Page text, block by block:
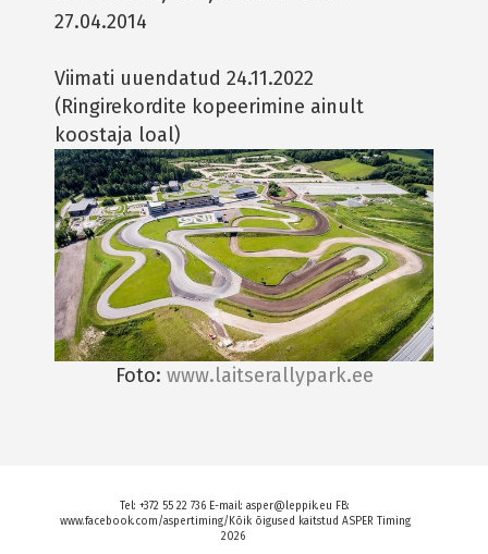
27.04.2014
Viimati uuendatud 24.11.2022
(Ringirekordite kopeerimine ainult
koostaja loal)
Foto: www.laitserallypark.ee
Tel: +372 55 22 736 E-mail: asper@leppik.eu FB:
www.facebook.com/aspertiming/Kõik õigused kaitstud ASPER Timing
2026